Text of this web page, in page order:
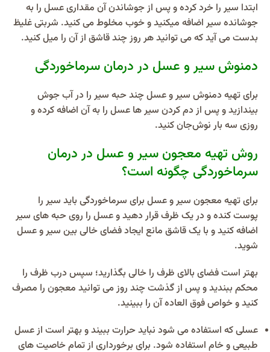
ابتدا سیر را خرد کرده و پس از جوشاندن آن مقداری عسل را به
جوشانده سیر اضافه میکنید و خوب مخلوط می کنید. شربتی غلیظ
بدست می آید که می توانید هر روز چند قاشق از آن را میل کنید.
دمنوش سیر و عسل در درمان سرماخوردگی
برای تهیه دمنوش سیر و عسل چند حبه سیر را در آب جوش
بیندازید و پس از دم کردن سیر ها عسل را به آن اضافه کرده و
روزی سه بار نوش‌جان کنید.
روش تهیه معجون سیر و عسل در درمان
سرماخوردگی چگونه است؟
برای تهیه معجون سیر و عسل برای سرماخوردگی باید سیر را
پوست کنده و در یک ظرف قرار دهید و عسل را روی حبه های سیر
اضافه کنید و با یک قاشق مانع ایجاد فضای خالی بین سیر و عسل
شوید.
بهتر است فضای بالای ظرف را خالی بگذارید؛ سپس درب ظرف را
محکم ببندید و پس از گذشت چند روز می توانید معجون را مصرف
کنید و خواص فوق العاده آن را ببینید.
عسلی که استفاده می شود نباید حرارت ببیند و بهتر است از عسل
طبیعی و خام استفاده شود. برای برخورداری از تمام خاصیت های